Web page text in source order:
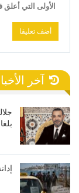
الأولى التي أعلق
آخر
إدانة 5 سائقين بعد أحداث